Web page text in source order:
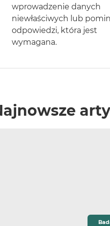
wprowadzenie danych
niewłaściwych lub
odpowiedzi, która jest
wymagana.